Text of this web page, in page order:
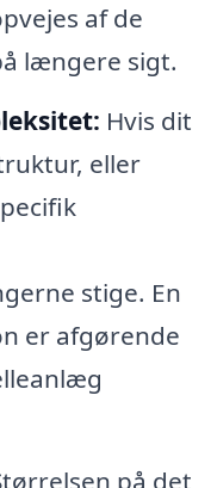
af de
længere sigt.
Hvis dit
eller
stige. En
er afgørende
på det